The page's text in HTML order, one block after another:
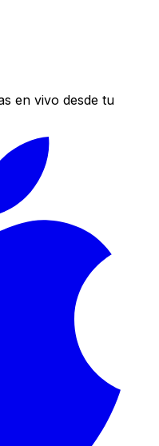
en vivo desde tu